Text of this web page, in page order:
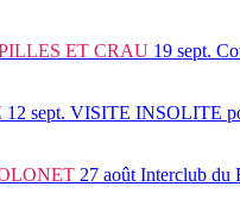
ET CRAU 19 sept.
12 sept. VISITE INSOLITE
27 août Interclub du